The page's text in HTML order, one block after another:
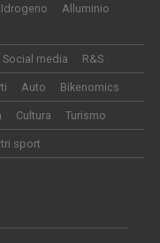
Idrogeno
Alluminio
Social media R&S
Auto Bikenomics
Cultura Turismo
sport